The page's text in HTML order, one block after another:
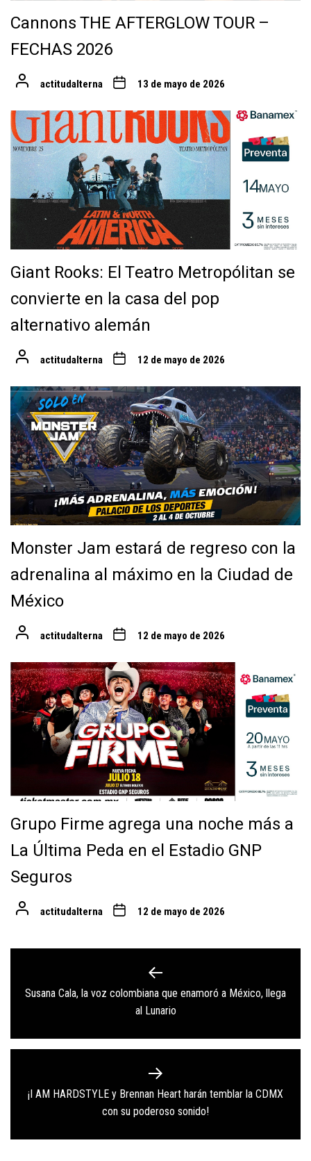
Cannons THE AFTERGLOW TOUR –
FECHAS 2026
actitudalterna 13 de mayo de 2026
Giant Rooks: El Teatro Metropólitan se
convierte en la casa del pop
alternativo alemán
actitudalterna 12 de mayo de 2026
Monster Jam estará de regreso con la
adrenalina al máximo en la Ciudad de
México
actitudalterna 12 de mayo de 2026
Grupo Firme agrega una noche más a
La Última Peda en el Estadio GNP
Seguros
actitudalterna 12 de mayo de 2026
de
Previous
post:
Susana Cala, la voz colombiana que enamoró a México, llega
al Lunario
Next
post:
¡I AM HARDSTYLE y Brennan Heart harán temblar la CDMX
con su poderoso sonido!